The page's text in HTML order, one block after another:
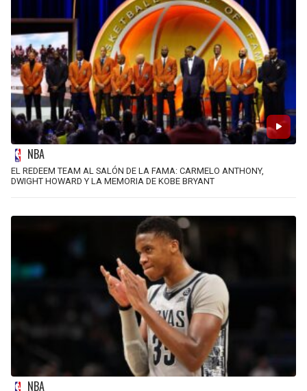
NBA
EL REDEEM TEAM AL SALÓN DE LA FAMA: CARMELO ANTHONY,
DWIGHT HOWARD Y LA MEMORIA DE KOBE BRYANT
NBA